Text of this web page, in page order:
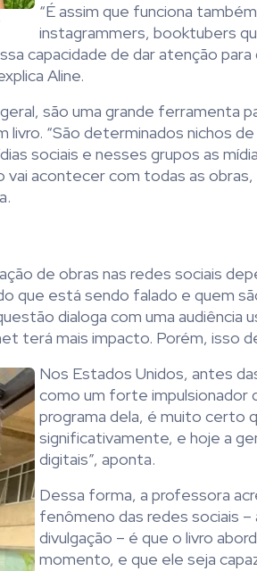
“É assim que funciona
instagrammers, booktubers
capacidade de dar atenção
Aline.
são uma grande ferramenta
livro. “São determinados nichos
sociais e nesses grupos as
vai acontecer com todas as
de obras nas redes sociais
que está sendo falado e quem
dialoga com uma audiência
terá mais impacto. Porém, isso
Nos Estados Unidos, antes
como um forte impulsionador
programa dela, é muito certo
significativamente, e hoje a
digitais”, aponta.
Dessa forma, a professora
fenômeno das redes sociais
divulgação – é que o livro
momento, e que ele seja